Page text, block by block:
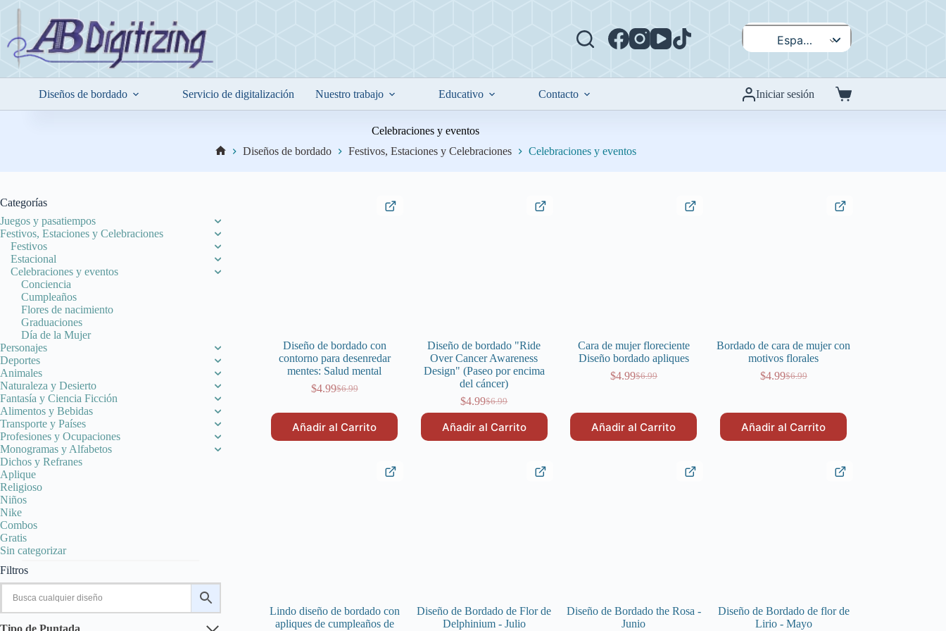
contenido
Español
Diseños de bordado Servicio de digitalización Nuestro trabajo Educativo Contacto Iniciar sesión
Carro
de
Celebraciones y eventos
Diseños de bordado Festivos, Estaciones y Celebraciones Celebraciones y eventos
Diseño de bordado con
contorno para desenredar
mentes: Salud mental
$6.99
El
era:
$6.99.
$4.99El
es:
$4.99.
Añadir al Carrito
Diseño de bordado "Ride
Over Cancer Awareness
Design" (Paseo por encima
del cáncer)
$6.99
El
original
era:
$4.99El
actual
es:
Añadir al Carrito
Cara de mujer floreciente
Diseño bordado apliques
$6.99
El
$6.99.
$4.99El
$4.99.
Añadir al Carrito
Bordado de cara de mujer con
motivos florales
$6.99
El
$6.99.
$4.99El
$4.99.
Añadir al Carrito
Lindo diseño de bordado con
apliques de cumpleaños de
Diseño de Bordado de Flor de
Delphinium - Julio
Diseño de Bordado the Rosa -
Junio
Diseño de Bordado de flor de
Lirio - Mayo
Categorías
Juegos y pasatiempos
Festivos, Estaciones y Celebraciones
Festivos
Estacional
Celebraciones y eventos
Conciencia
Cumpleaños
Flores de nacimiento
Graduaciones
Día de la Mujer
Personajes
Deportes
Animales
Naturaleza y Desierto
Fantasía y Ciencia Ficción
Alimentos y Bebidas
Transporte y Países
Profesiones y Ocupaciones
Monogramas y Alfabetos
Dichos y Refranes
Aplique
Religioso
Niños
Nike
Combos
Gratis
Sin categorizar
Filtros